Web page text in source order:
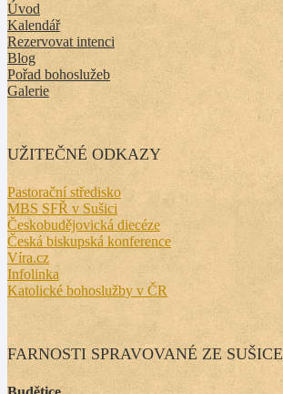
Úvod
Kalendář
Rezervovat intenci
Blog
Pořad bohoslužeb
Galerie
UŽITEČNÉ ODKAZY
Pastorační středisko
MBS SFŘ v Sušici
Českobudějovická diecéze
Česká biskupská konference
Víra.cz
Infolinka
Katolické bohoslužby v ČR
FARNOSTI SPRAVOVANÉ ZE SUŠICE